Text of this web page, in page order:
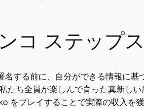
コ ステップス
する前に、自分ができる情報に基
たち全員が楽しんで育った真新しい
をプレイすることで実際の収入を